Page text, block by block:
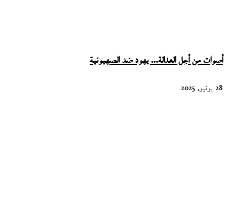
أصوات من أجل العدالة… يهود ضد الصهيونية
28 يونيو، 2025